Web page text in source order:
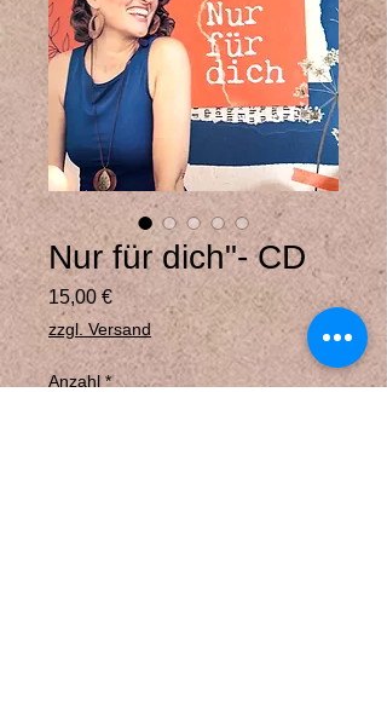
Nur für dich"- CD
15,00 €Preis
zzgl. Versand
Anzahl *